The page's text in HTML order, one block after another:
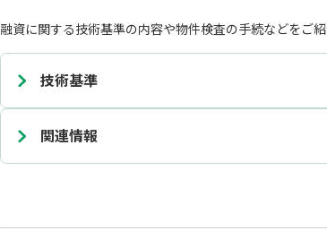
融資に関する技術基準の内容や物件検査の手続などをご紹
技術基準
関連情報